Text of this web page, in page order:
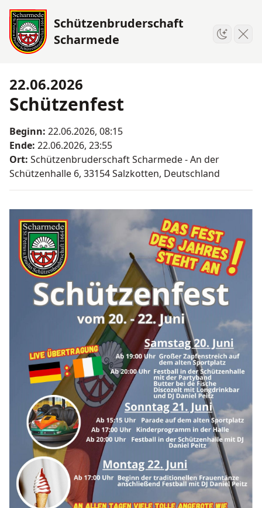
Schützenbruderschaft
Scharmede
22.06.2026
Schützenfest
Beginn: 22.06.2026, 08:15
Ende: 22.06.2026, 23:55
Ort: Schützenbruderschaft Scharmede - An der
Schützenhalle 6, 33154 Salzkotten, Deutschland